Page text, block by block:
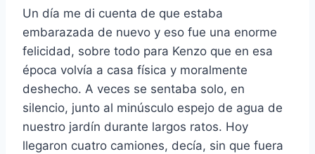
Un día me di cuenta de que estaba
embarazada de nuevo y eso fue una enorme
felicidad, sobre todo para Kenzo que en esa
época volvía a casa física y moralmente
deshecho. A veces se sentaba solo, en
silencio, junto al minúsculo espejo de agua de
nuestro jardín durante largos ratos. Hoy
llegaron cuatro camiones, decía, sin que fuera